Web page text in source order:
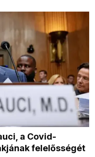
a Covid-
felelősségét